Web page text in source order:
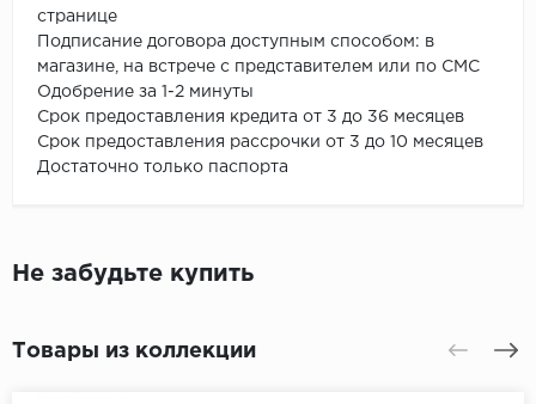
странице
Подписание договора доступным способом: в
магазине, на встрече с представителем или по СМС
Одобрение за 1-2 минуты
Срок предоставления кредита от 3 до 36 месяцев
Срок предоставления рассрочки от 3 до 10 месяцев
Достаточно только паспорта
Не забудьте купить
Товары из коллекции